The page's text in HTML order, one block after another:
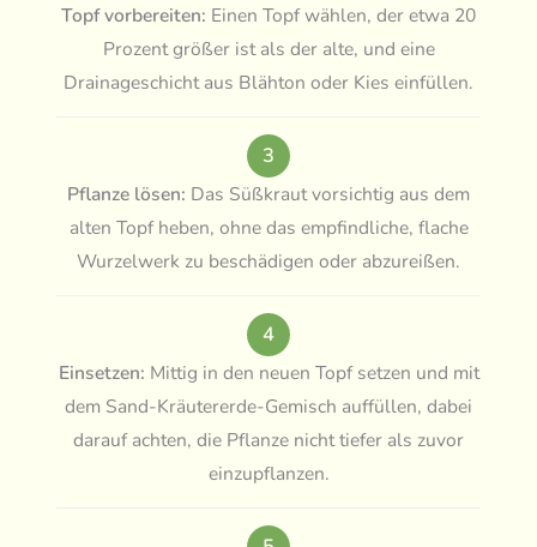
Topf vorbereiten: Einen Topf wählen, der etwa 20
Prozent größer ist als der alte, und eine
Drainageschicht aus Blähton oder Kies einfüllen.
3
Pflanze lösen: Das Süßkraut vorsichtig aus dem
alten Topf heben, ohne das empfindliche, flache
Wurzelwerk zu beschädigen oder abzureißen.
4
Einsetzen: Mittig in den neuen Topf setzen und mit
dem Sand-Kräutererde-Gemisch auffüllen, dabei
darauf achten, die Pflanze nicht tiefer als zuvor
einzupflanzen.